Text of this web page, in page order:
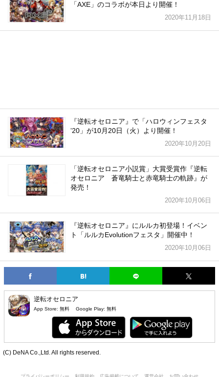
「AXE」のコラボが本日より開催！
2020年11月18日
『逆転オセロニア』で「ハロウィンフェスタ
ʼ20」が10月20日（火）より開催！
2020年10月20日
「逆転オセロニア小説賞」大賞受賞作『逆転
オセロニア 蒼竜騎士と赤竜騎士の軌跡』が
発売！
2020年10月06日
『逆転オセロニア』にルルカ初登場！イベン
ト「ルルカEvolutionフェスタ」開催中！
2020年10月06日
逆転オセロニア
App Store: 無料 Google Play: 無料
(C) DeNA Co.,Ltd. All rights reserved.